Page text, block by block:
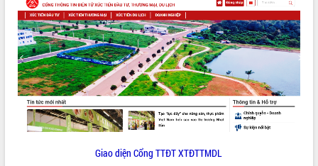
VIDEO
Giao diện Cổng TTĐT XTĐTTMDL